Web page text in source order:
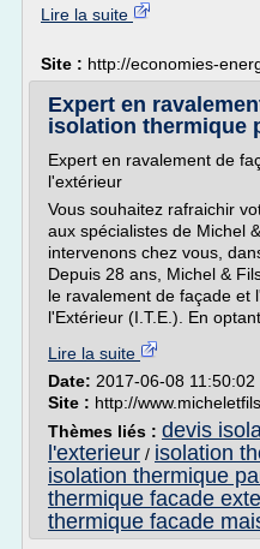
Lire la suite
Site : http://economies-
Expert en
isolation thermique
Expert en ravalement de
l'extérieur
Vous souhaitez rafraichir
aux spécialistes de Michel
intervenons chez vous,
Depuis 28 ans, Michel &
le ravalement de façade et
l'Extérieur (I.T.E.). En
Lire la suite
Date: 2017-06-08 11:50:02
Site : http://
Thèmes liés : devis
l'exterieur / isolation
isolation thermique
thermique facade
thermique facade